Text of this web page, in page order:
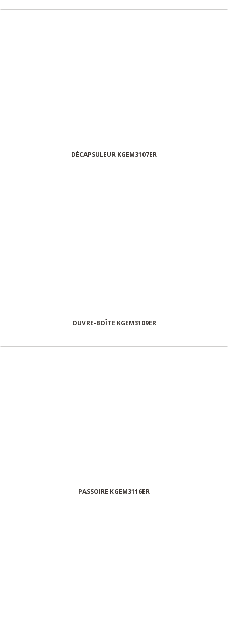
DÉCAPSULEUR KGEM3107ER
OUVRE-BOÎTE KGEM3109ER
PASSOIRE KGEM3116ER